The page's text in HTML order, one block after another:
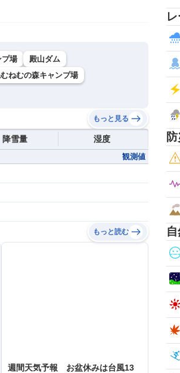
プ場
殿山ダム
ねむの森キャンプ場
もっと見る
降雪量 湿度
観測値
もっと読む
週間天気予報 お盆休みは台風13